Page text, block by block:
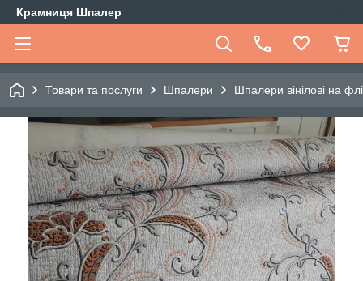
Крамниця Шпалер
Товари та послуги Шпалери Шпалери вінілові на